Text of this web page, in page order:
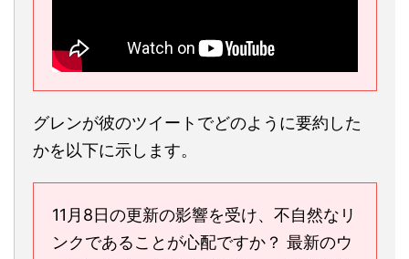
グレンが彼のツイートでどのように要約した
かを以下に示します。
11月8日の更新の影響を受け、不自然なリ
ンクであることが心配ですか？ 最新のウ